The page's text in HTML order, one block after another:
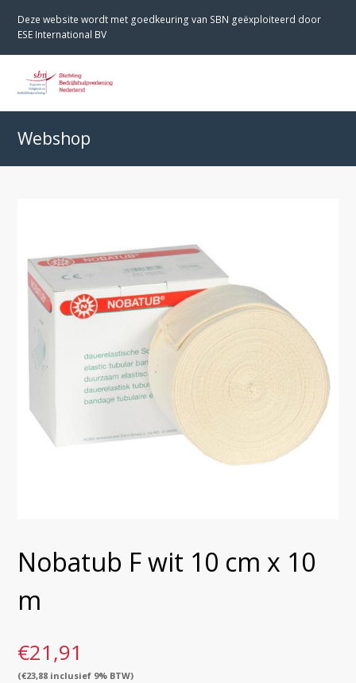
Deze website wordt met goedkeuring van SBN geëxploiteerd door
ESE International BV
Webshop
Nobatub F wit 10 cm x 10
m
€21,91
(€23,88 inclusief 9% BTW)